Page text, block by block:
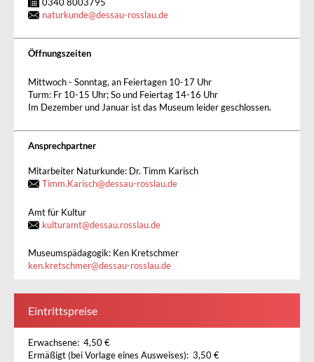
0340 8003795
naturkunde@dessau-rosslau.de
Öffnungszeiten
Mittwoch - Sonntag, an Feiertagen 10-17 Uhr
Turm: Fr 10-15 Uhr; So und Feiertag 14-16 Uhr
Im Dezember und Januar ist das Museum leider geschlossen.
Ansprechpartner
Mitarbeiter Naturkunde: Dr. Timm Karisch
Timm.Karisch@dessau-rosslau.de
Amt für Kultur
kulturamt@dessau.rosslau.de
Museumspädagogik: Ken Kretschmer
ken.kretschmer@dessau-rosslau.de
Eintrittspreise
Erwachsene: 4,50 €
Ermäßigt (bei Vorlage eines Ausweises): 3,50 €